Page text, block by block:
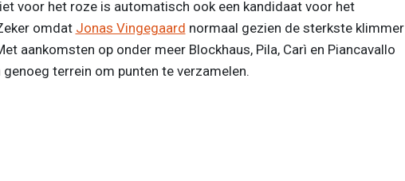
voor het roze is automatisch ook een kandidaat voor het
omdat Jonas Vingegaard normaal gezien de sterkste klimmer
aankomsten op onder meer Blockhaus, Pila, Carì en Piancavallo
terrein om punten te verzamelen.